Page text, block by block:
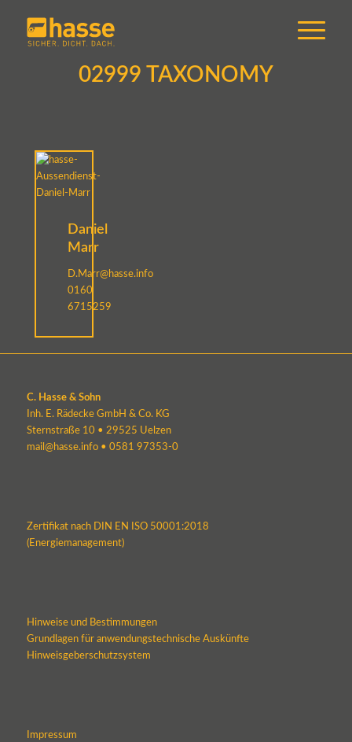
02999 TAXONOMY
Daniel
Marr
D.Marr@hasse.info
0160
6715259
C. Hasse & Sohn
Inh. E. Rädecke GmbH & Co. KG
Sternstraße 10 • 29525 Uelzen
mail@hasse.info• 0581 97353-0
Zertifikat nach DIN EN ISO 50001:2018
(Energiemanagement)
Hinweise und Bestimmungen
Grundlagen für anwendungstechnische Auskünfte
Hinweisgeberschutzsystem
Impressum